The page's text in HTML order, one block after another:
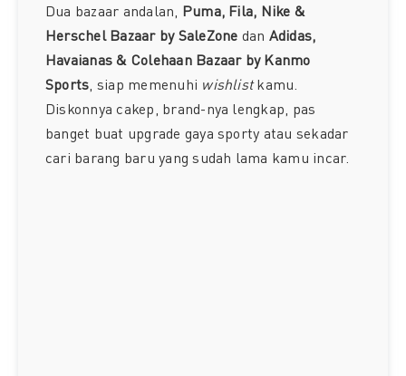
Dua bazaar andalan, Puma, Fila, Nike &
Herschel Bazaar by SaleZone dan Adidas,
Havaianas & Colehaan Bazaar by Kanmo
Sports, siap memenuhi wishlistkamu.
Diskonnya cakep, brand-nya lengkap, pas
banget buat upgrade gaya sporty atau sekadar
cari barang baru yang sudah lama kamu incar.